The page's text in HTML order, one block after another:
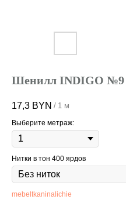
Шенилл INDIGO №9
17,3 BYN / 1 м
Выберите метраж:
Нитки в тон 400 ярдов
mebeltkaninalichie